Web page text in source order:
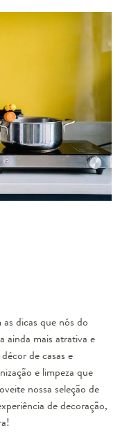
dicas que nós do
ainda mais atrativa e
de casas e
e limpeza que
nossa seleção de
de decoração,